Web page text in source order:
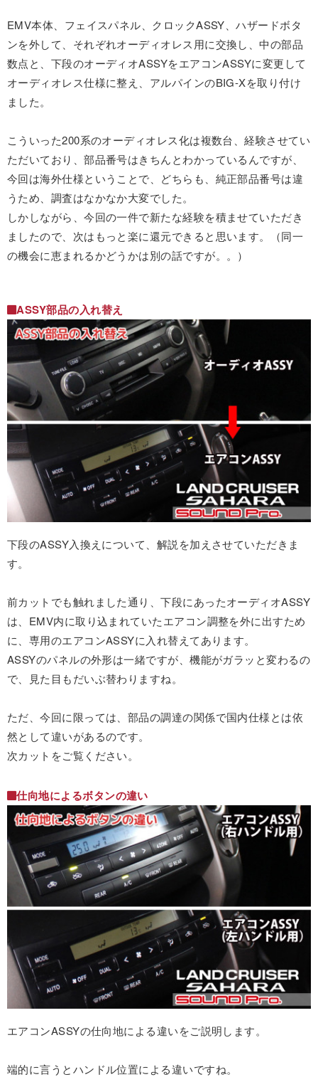
EMV本体、フェイスパネル、クロックASSY、ハザードボタ
ンを外して、それぞれオーディオレス用に交換し、中の部品
数点と、下段のオーディオASSYをエアコンASSYに変更して
オーディオレス仕様に整え、アルパインのBIG-Xを取り付け
ました。
こういった200系のオーディオレス化は複数台、経験させてい
ただいており、部品番号はきちんとわかっているんですが、
今回は海外仕様ということで、どちらも、純正部品番号は違
うため、調査はなかなか大変でした。
しかしながら、今回の一件で新たな経験を積ませていただき
ましたので、次はもっと楽に還元できると思います。（同一
の機会に恵まれるかどうかは別の話ですが。。）
ASSY部品の入れ替え
下段のASSY入換えについて、解説を加えさせていただきま
す。
前カットでも触れました通り、下段にあったオーディオASSY
は、EMV内に取り込まれていたエアコン調整を外に出すため
に、専用のエアコンASSYに入れ替えてあります。
ASSYのパネルの外形は一緒ですが、機能がガラッと変わるの
で、見た目もだいぶ替わりますね。
ただ、今回に限っては、部品の調達の関係で国内仕様とは依
然として違いがあるのです。
次カットをご覧ください。
仕向地によるボタンの違い
エアコンASSYの仕向地による違いをご説明します。
端的に言うとハンドル位置による違いですね。